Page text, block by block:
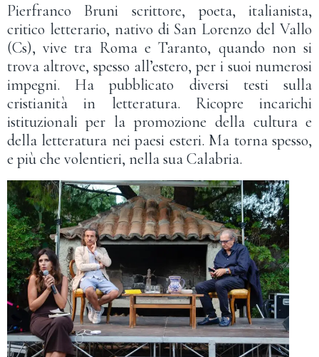
Pierfranco Bruni scrittore, poeta, italianista,
critico letterario, nativo di San Lorenzo del Vallo
(Cs), vive tra Roma e Taranto, quando non si
trova altrove, spesso all’estero, per i suoi numerosi
impegni. Ha pubblicato diversi testi sulla
cristianità in letteratura. Ricopre incarichi
istituzionali per la promozione della cultura e
della letteratura nei paesi esteri. Ma torna spesso,
e più che volentieri, nella sua Calabria.